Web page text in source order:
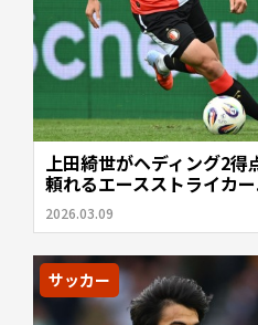
上田綺世がヘディング2得
頼れるエースストライカ
2026.03.09
サッカー